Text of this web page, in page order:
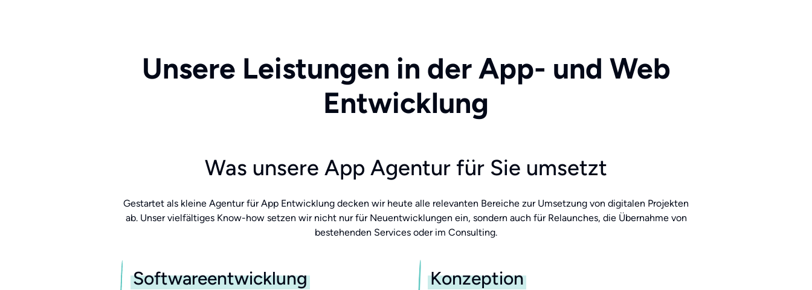
Unsere Leistungen in der App- und Web
Entwicklung
Was unsere App Agentur für Sie umsetzt
Gestartet als kleine Agentur für App Entwicklung decken wir heute alle relevanten Bereiche zur Umsetzung von digitalen Projekten
ab. Unser vielfältiges Know-how setzen wir nicht nur für Neuentwicklungen ein, sondern auch für Relaunches, die Übernahme von
bestehenden Services oder im Consulting.
Softwareentwicklung Konzeption